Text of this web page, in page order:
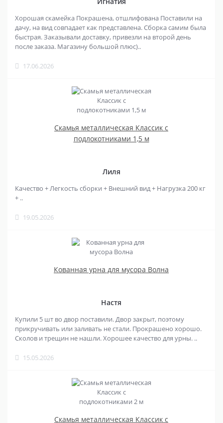
Хорошая скамейка Покрашена, отшлифована Поставили на
дачу, на вид совпадает как представлена. Сборка самим была
быстрая. Заказывали доставку, привезли на второй день
после заказа. Магазину большой плюс)..
17.06.2026
Скамья металлическая Классик с
подлокотниками 1,5 м
Лиля
Качество + Легкость сборки + Внешний вид + Нагрузка 200 кг
+ ..
19.05.2026
Кованная урна для мусора Волна
Настя
Купили 5 шт во двор поставили. Двор закрыт, поэтому
прикручивать или заливать не стали. Прокрашено хорошо.
Сколов и трещин не нашли. Хорошее качество для урны. ..
15.05.2026
Скамья металлическая Классик с